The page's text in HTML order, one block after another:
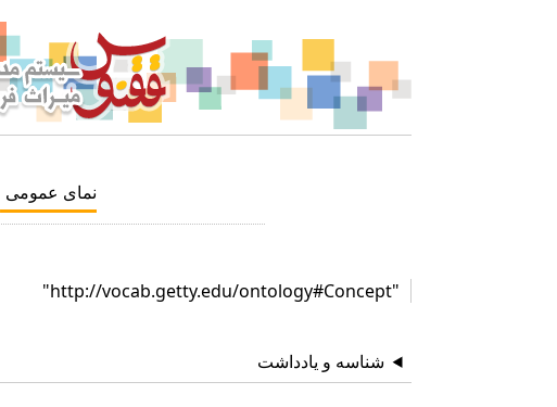
نمای عمومی
"http://vocab.getty.edu/ontology#Concept"
شناسه و یادداشت